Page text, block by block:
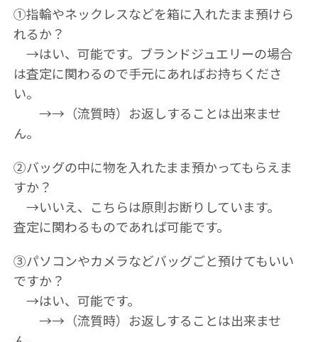
①指輪やネックレスなどを箱に入れたまま預けら
れるか？
→はい、可能です。ブランドジュエリーの場合
は査定に関わるので手元にあればお持ちくださ
い。
→→（流質時）お返しすることは出来ませ
ん。
②バッグの中に物を入れたまま預かってもらえま
すか？
→いいえ、こちらは原則お断りしています。
査定に関わるものであれば可能です。
③パソコンやカメラなどバッグごと預けてもいい
ですか？
→はい、可能です。
→→（流質時）お返しすることは出来ませ